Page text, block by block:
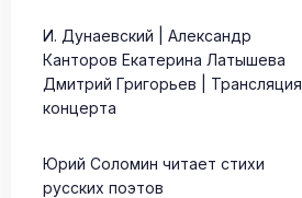
И. Дунаевский | Александр
Канторов Екатерина Латышева
Дмитрий Григорьев | Трансляция
концерта
Юрий Соломин читает стихи
русских поэтов